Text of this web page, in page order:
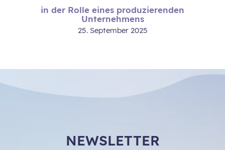
in der Rolle eines produzierenden
Unternehmens
25. September 2025
NEWSLETTER